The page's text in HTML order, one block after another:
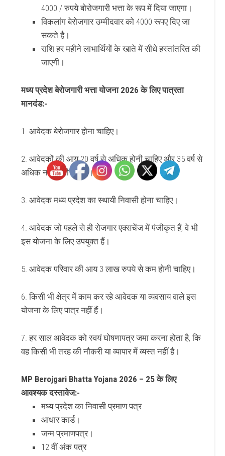
4000 / रुपयेबोरोजगारीभत्ता के रूप में दिया जाएगा।
विकलांग बेरोजगार उम्मीदवार को 4000 रूपए दिए जा
सकते है।
राशि हर महीने लाभार्थियों के खाते में सीधे हस्तांतरित की
जाएगी।
मध्य प्रदेश बेरोजगारी भत्ता योजना 2026 के लिए पात्रता
मानदंड:-
1. आवेदक बेरोजगार होना चाहिए।
2. आवेदकों की आयु 20 वर्ष से अधिक होनी चाहिए और 35 वर्ष से
अधिक नहीं होनी चाहिए।
3. आवेदक मध्य प्रदेश का स्थायी निवासी होना चाहिए।
4. आवेदक जो पहले से ही रोजगार एक्सचेंज में पंजीकृत हैं, वे भी
इस योजना के लिए उपयुक्त हैं।
5. आवेदक परिवार की आय 3 लाख रुपयेसे कम होनी चाहिए।
6. किसी भी क्षेत्र में काम कर रहे आवेदक या व्यवसाय वाले इस
योजना के लिए पात्र नहीं हैं।
7. हर साल आवेदक को स्वयं घोषणापत्र जमा करना होता है, कि
वह किसी भी तरह की नौकरी या व्यापार में व्यस्त नहीं है।
MP Berojgari Bhatta Yojana 2026 – 25 के लिए
आवश्यक दस्तावेज:-
मध्य प्रदेश का निवासी प्रमाण पत्र
आधार कार्ड।
जन्म प्रमाणपत्र।
12 वीं अंक पत्र